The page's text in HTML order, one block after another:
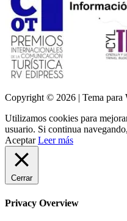
Copyright © 2026 | Tema para
Utilizamos cookies para
usuario. Si continua
Aceptar Leer más
Cerrar
Privacy Overview